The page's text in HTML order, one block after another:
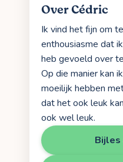
Over Cédric
Ik vind het fijn om
enthousiasme dat
heb gevoeld over
Op die manier kan
moeilijk hebben
dat het ook leuk
ook wel leuk.
Bijles